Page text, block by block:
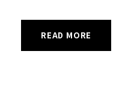
READ MORE